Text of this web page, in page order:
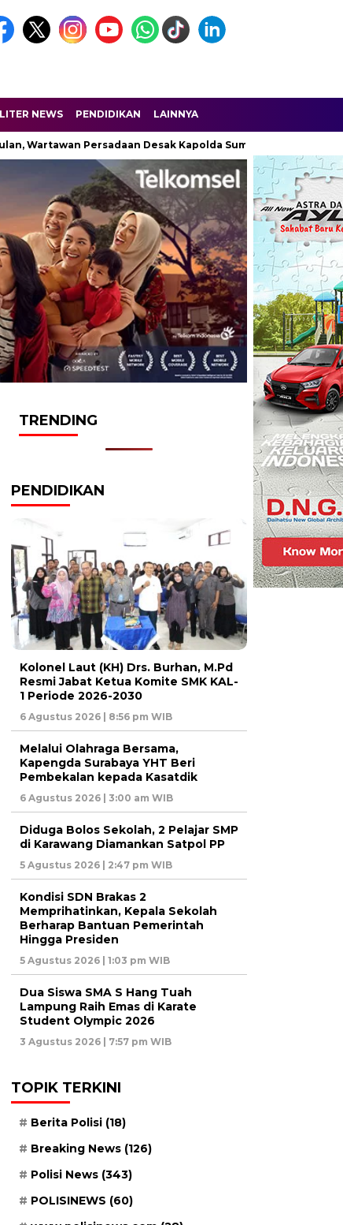
NEWS PENDIDIKAN LAINNYA
Persadaan Desak Kapolda Sumut Turun Tangan
TRENDING
PENDIDIKAN
Kolonel Laut (KH) Drs. Burhan, M.Pd
Resmi Jabat Ketua Komite SMK KAL-
1 Periode 2026-2030
6 Agustus 2026 | 8:56 pm WIB
Melalui Olahraga Bersama,
Kapengda Surabaya YHT Beri
Pembekalan kepada Kasatdik
6 Agustus 2026 | 3:00 am WIB
Diduga Bolos Sekolah, 2 Pelajar SMP
di Karawang Diamankan Satpol PP
5 Agustus 2026 | 2:47 pm WIB
Kondisi SDN Brakas 2
Memprihatinkan, Kepala Sekolah
Berharap Bantuan Pemerintah
Hingga Presiden
5 Agustus 2026 | 1:03 pm WIB
Dua Siswa SMA S Hang Tuah
Lampung Raih Emas di Karate
Student Olympic 2026
3 Agustus 2026 | 7:57 pm WIB
TOPIK TERKINI
Berita Polisi (18)
Breaking News (126)
Polisi News (343)
POLISINEWS (60)